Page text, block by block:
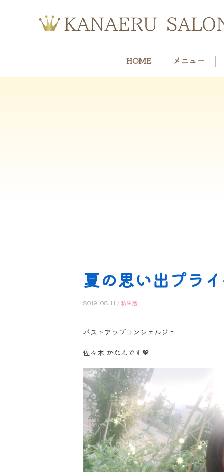
HOME メニュー
夏の思い出プラ
2019-08-11 / 私生活
バストアップコンシェルジュ
佐々木 かなえです💖